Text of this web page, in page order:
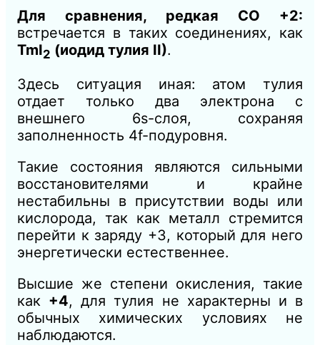
Для сравнения, редкая СО +2:
встречается в таких соединениях, как
TmI2 (иодид тулия II).
Здесь ситуация иная: атом тулия
отдает только два электрона с
внешнего 6s-слоя, сохраняя
заполненность 4f-подуровня.
Такие состояния являются сильными
восстановителями и крайне
нестабильны в присутствии воды или
кислорода, так как металл стремится
перейти к заряду +3, который для него
энергетически естественнее.
Высшие же степени окисления, такие
как +4, для тулия не характерны и в
обычных химических условиях не
наблюдаются.